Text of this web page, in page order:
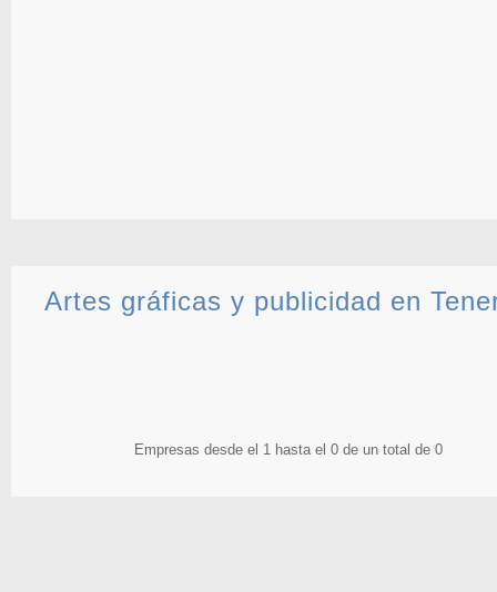
Artes gráficas y publicidad en
Empresas desde el 1 hasta el 0 de un total de 0